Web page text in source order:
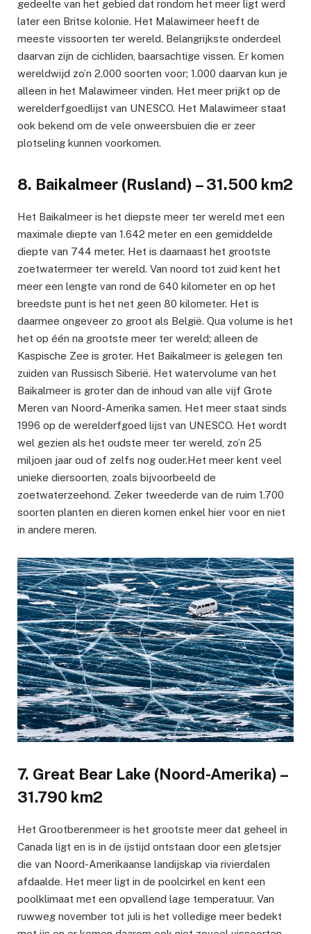
gedeelte van het gebied dat rondom het meer ligt werd
later een Britse kolonie. Het Malawimeer heeft de
meeste vissoorten ter wereld. Belangrijkste onderdeel
daarvan zijn de cichliden, baarsachtige vissen. Er komen
wereldwijd zo’n 2.000 soorten voor; 1.000 daarvan kun je
alleen in het Malawimeer vinden. Het meer prijkt op de
werelderfgoedlijst van UNESCO. Het Malawimeer staat
ook bekend om de vele onweersbuien die er zeer
plotseling kunnen voorkomen.
8. Baikalmeer (Rusland) – 31.500 km2
Het Baikalmeer is het diepste meer ter wereld met een
maximale diepte van 1.642 meter en een gemiddelde
diepte van 744 meter. Het is daarnaast het grootste
zoetwatermeer ter wereld. Van noord tot zuid kent het
meer een lengte van rond de 640 kilometer en op het
breedste punt is het net geen 80 kilometer. Het is
daarmee ongeveer zo groot als België. Qua volume is het
het op één na grootste meer ter wereld; alleen de
Kaspische Zee is groter. Het Baikalmeer is gelegen ten
zuiden van Russisch Siberië. Het watervolume van het
Baikalmeer is groter dan de inhoud van alle vijf Grote
Meren van Noord-Amerika samen. Het meer staat sinds
1996 op de werelderfgoed lijst van UNESCO. Het wordt
wel gezien als het oudste meer ter wereld, zo’n 25
miljoen jaar oud of zelfs nog ouder.Het meer kent veel
unieke diersoorten, zoals bijvoorbeeld de
zoetwaterzeehond. Zeker tweederde van de ruim 1.700
soorten planten en dieren komen enkel hier voor en niet
in andere meren.
7. Great Bear Lake (Noord-Amerika) –
31.790 km2
Het Grootberenmeer is het grootste meer dat geheel in
Canada ligt en is in de ijstijd ontstaan door een gletsjer
die van Noord-Amerikaanse landijskap via rivierdalen
afdaalde. Het meer ligt in de poolcirkel en kent een
poolklimaat met een opvallend lage temperatuur. Van
ruwweg november tot juli is het volledige meer bedekt